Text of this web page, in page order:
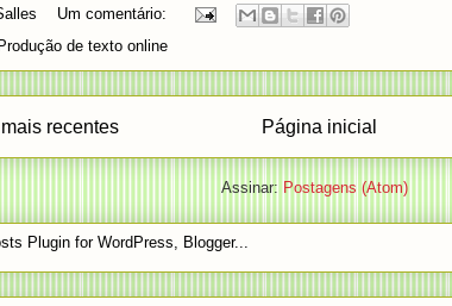
Um comentário:
Produção de texto online
recentes Página inicial
Assinar: Postagens (Atom)